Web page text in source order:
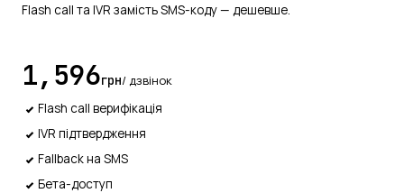
Flash call та IVR замість SMS-коду — дешевше.
1,596грн/ дзвінок
Flash call верифікація
IVR підтвердження
Fallback на SMS
Бета-доступ